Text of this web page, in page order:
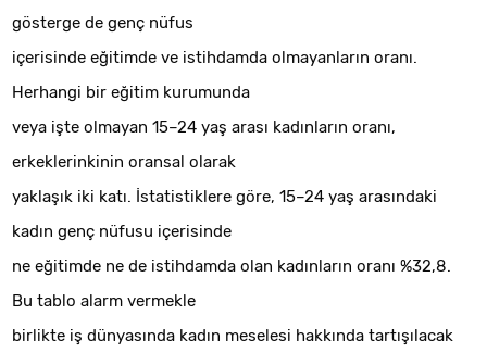
gösterge de genç nüfus
içerisinde eğitimde ve istihdamda olmayanların oranı.
Herhangi bir eğitim kurumunda
veya işte olmayan 15–24 yaş arası kadınların oranı,
erkeklerinkinin oransal olarak
yaklaşık iki katı. İstatistiklere göre, 15–24 yaş arasındaki
kadın genç nüfusu içerisinde
ne eğitimde ne de istihdamda olan kadınların oranı %32,8.
Bu tablo alarm vermekle
birlikte iş dünyasında kadın meselesi hakkında tartışılacak